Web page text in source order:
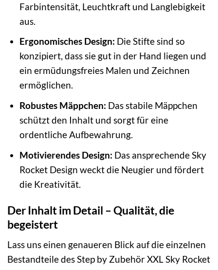
Farbintensität, Leuchtkraft und Langlebigkeit
aus.
Ergonomisches Design: Die Stifte sind so
konzipiert, dass sie gut in der Hand liegen und
ein ermüdungsfreies Malen und Zeichnen
ermöglichen.
Robustes Mäppchen: Das stabile Mäppchen
schützt den Inhalt und sorgt für eine
ordentliche Aufbewahrung.
Motivierendes Design: Das ansprechende Sky
Rocket Design weckt die Neugier und fördert
die Kreativität.
Der Inhalt im Detail – Qualität, die
begeistert
Lass uns einen genaueren Blick auf die einzelnen
Bestandteile des Step by Zubehör XXL Sky Rocket